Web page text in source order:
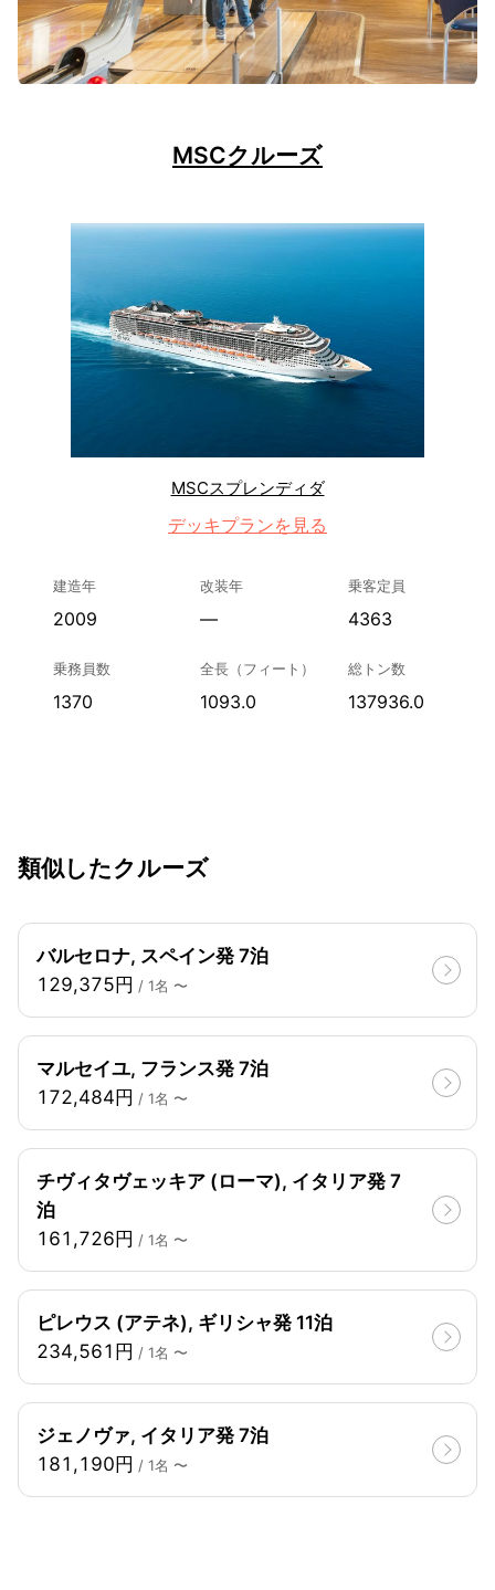
MSCクルーズ
MSCスプレンディダ
デッキプランを見る
建造年
2009
改装年
—
乗客定員
4363
乗務員数
1370
全長（フィート）
1093.0
総トン数
137936.0
類似したクルーズ
バルセロナ, スペイン発 7泊
129,375円 / 1名 〜
マルセイユ, フランス発 7泊
172,484円 / 1名 〜
チヴィタヴェッキア (ローマ), イタリア発 7
泊
161,726円 / 1名 〜
ピレウス (アテネ), ギリシャ発 11泊
234,561円 / 1名 〜
ジェノヴァ, イタリア発 7泊
181,190円 / 1名 〜